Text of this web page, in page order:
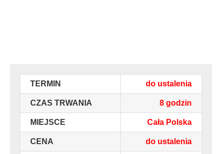
TERMIN do ustalenia
CZAS TRWANIA 8 godzin
MIEJSCE Cała Polska
CENA do ustalenia